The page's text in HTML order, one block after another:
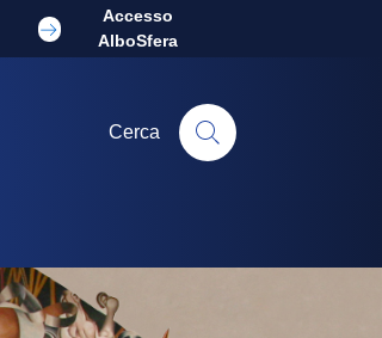
Accesso
AlboSfera
Cerca